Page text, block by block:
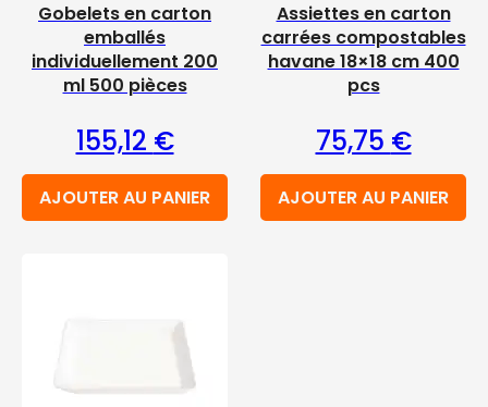
Gobelets en carton
emballés
individuellement 200
ml 500 pièces
155,12 €
AJOUTER AU PANIER
Assiettes en carton
carrées compostables
havane 18×18 cm 400
pcs
75,75 €
AJOUTER AU PANIER